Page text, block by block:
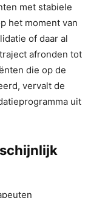
met stabiele
het moment van
of daar al
afronden tot
die op de
vervalt de
uit